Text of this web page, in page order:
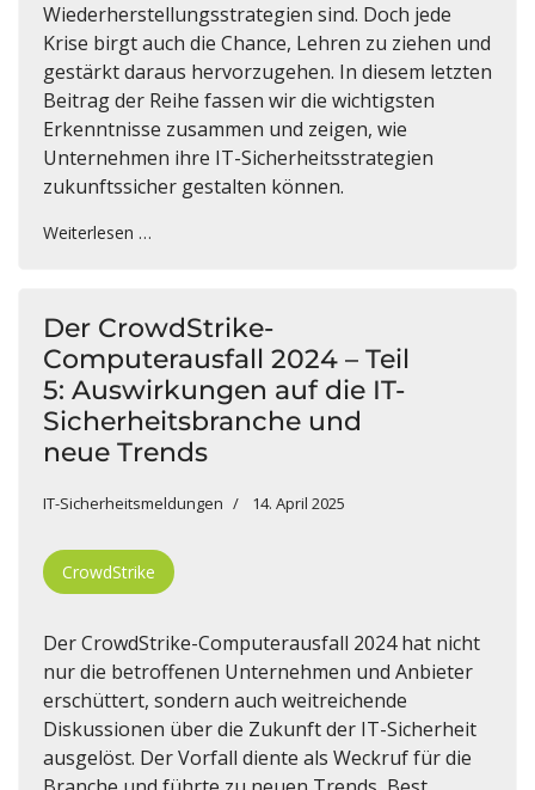
Wiederherstellungsstrategien sind. Doch jede
Krise birgt auch die Chance, Lehren zu ziehen und
gestärkt daraus hervorzugehen. In diesem letzten
Beitrag der Reihe fassen wir die wichtigsten
Erkenntnisse zusammen und zeigen, wie
Unternehmen ihre IT-Sicherheitsstrategien
zukunftssicher gestalten können.
Weiterlesen …
Der CrowdStrike-
Computerausfall 2024 – Teil
5: Auswirkungen auf die IT-
Sicherheitsbranche und
neue Trends
IT-Sicherheitsmeldungen 14. April 2025
CrowdStrike
Der CrowdStrike-Computerausfall 2024 hat nicht
nur die betroffenen Unternehmen und Anbieter
erschüttert, sondern auch weitreichende
Diskussionen über die Zukunft der IT-Sicherheit
ausgelöst. Der Vorfall diente als Weckruf für die